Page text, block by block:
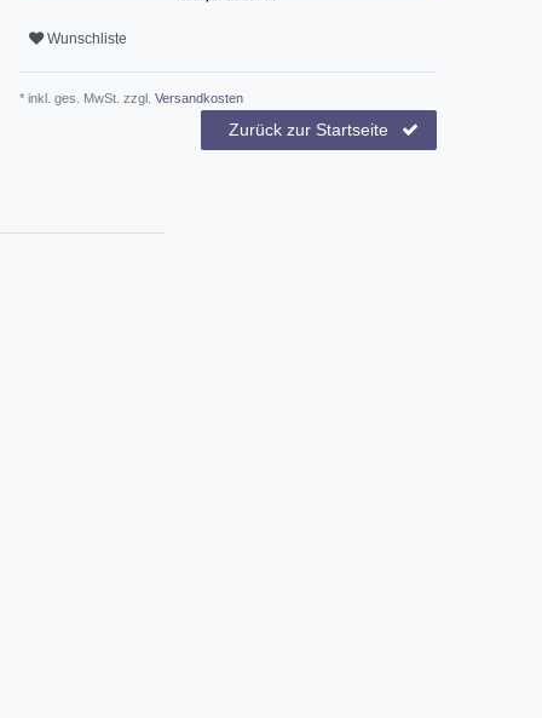
Wunschliste
* inkl. ges. MwSt. zzgl. Versandkosten
Zurück zur Startseite